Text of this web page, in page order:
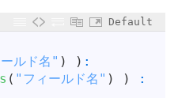
Default
ルド名" ) ) :
( "フィールド名" ) )
: